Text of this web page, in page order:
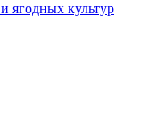
и ягодных культур